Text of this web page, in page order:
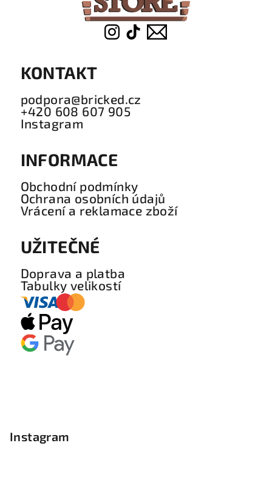
KONTAKT
podpora@bricked.cz
+420 608 607 905
Instagram
INFORMACE
Obchodní podmínky
Ochrana osobních údajů
Vrácení a reklamace zboží
UŽITEČNÉ
Doprava a platba
Tabulky velikostí
Instagram